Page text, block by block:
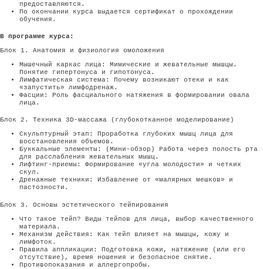
предоставляются.
По окончании курса выдается сертификат о прохождении
обучения.
В программе курса:
Блок 1. Анатомия и физиология омоложения
Мышечный каркас лица: Мимические и жевательные мышцы.
Понятие гипертонуса и гипотонуса.
Лимфатическая система: Почему возникают отеки и как
«запустить» лимфодренаж.
Фасции: Роль фасциального натяжения в формировании овала
лица.
Блок 2. Техника 3D-массажа (глубокотканное моделирование)
Скульптурный этап: Проработка глубоких мышц лица для
восстановления объемов.
Буккальные элементы: (Мини-обзор) Работа через полость рта
для расслабления жевательных мышц.
Лифтинг-приемы: Формирование «угла молодости» и четких
скул.
Дренажные техники: Избавление от «малярных мешков» и
пастозности.
Блок 3. Основы эстетического тейпирования
Что такое тейп? Виды тейпов для лица, выбор качественного
материала.
Механизм действия: Как тейп влияет на мышцы, кожу и
лимфоток.
Правила аппликации: Подготовка кожи, натяжение (или его
отсутствие), время ношения и безопасное снятие.
Противопоказания и аллергопробы.